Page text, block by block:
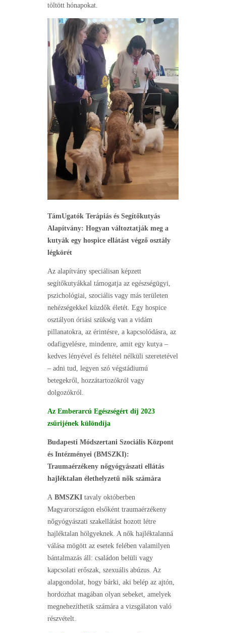
töltött hónapokat.
TámUgatók Terápiás és Segítőkutyás
Alapítvány: Hogyan változtatják meg a
kutyák egy hospice ellátást végző osztály
légkörét
Az alapítvány speciálisan képzett
segítőkutyákkal támogatja az egészségügyi,
pszichológiai, szociális vagy más területen
nehézségekkel küzdők életét. Egy hospice
osztályon óriási szükség van a vidám
pillanatokra, az érintésre, a kapcsolódásra, az
odafigyelésre, mindenre, amit egy kutya –
kedves lényével és feltétel nélküli szeretetével
– adni tud, legyen szó végstádiumú
betegekről, hozzátartozókról vagy
dolgozókról.
Az Emberarcú Egészségért díj 2023
zsűrijének különdíja
Budapesti Módszertani Szociális Központ
és Intézményei (BMSZKI):
Traumaérzékeny nőgyógyászati ellátás
hajléktalan élethelyzetű nők számára
A BMSZKI tavaly októberben
Magyarországon elsőként traumaérzékeny
nőgyógyászati szakellátást hozott létre
hajléktalan hölgyeknek. A nők hajléktalanná
válása mögött az esetek felében valamilyen
bántalmazás áll: családon belüli vagy
kapcsolati erőszak, szexuális abúzus. Az
alapgondolat, hogy bárki, aki belép az ajtón,
hordozhat magában olyan sebeket, amelyek
megnehezíthetik számára a vizsgálaton való
részvételt.